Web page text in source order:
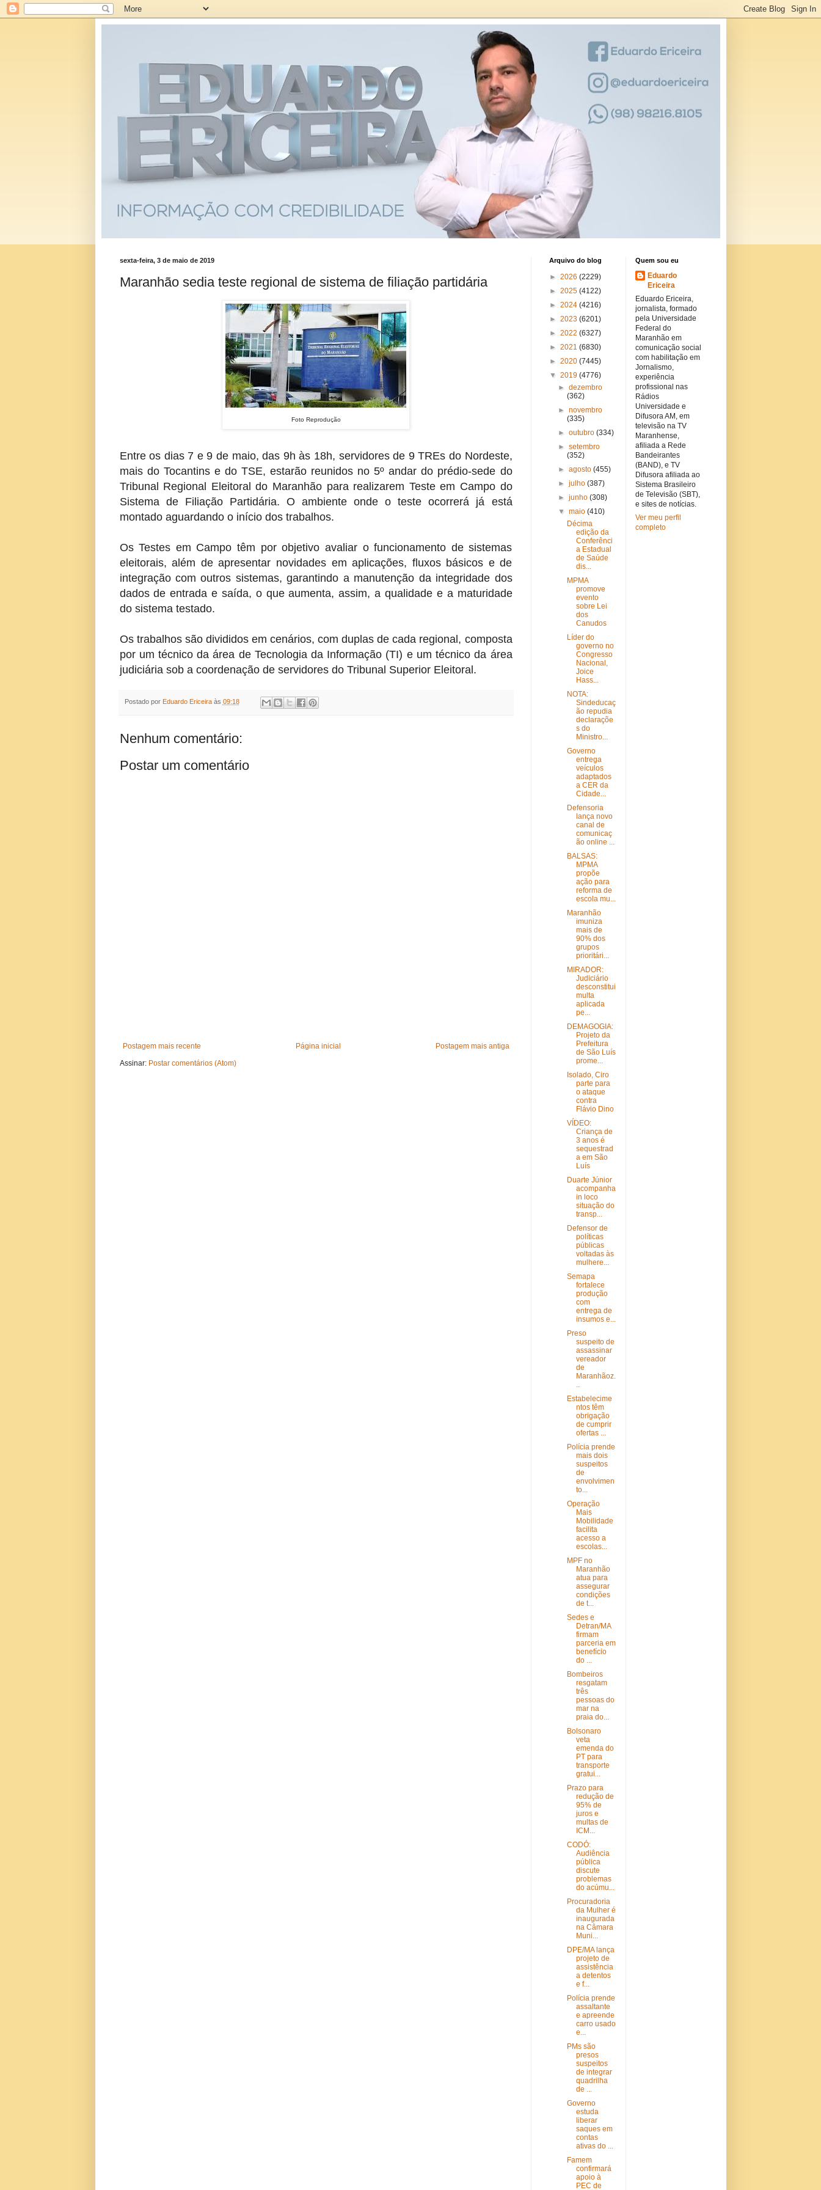
sexta-feira, 3 de maio de 2019
Maranhão sedia teste regional de sistema de filiação partidária
Foto Reprodução
Entre os dias 7 e 9 de maio, das 9h às 18h, servidores de 9 TREs do Nordeste,
mais do Tocantins e do TSE, estarão reunidos no 5º andar do prédio-sede do
Tribunal Regional Eleitoral do Maranhão para realizarem Teste em Campo do
Sistema de Filiação Partidária. O ambiente onde o teste ocorrerá já está
montado aguardando o início dos trabalhos.
Os Testes em Campo têm por objetivo avaliar o funcionamento de sistemas
eleitorais, além de apresentar novidades em aplicações, fluxos básicos e de
integração com outros sistemas, garantindo a manutenção da integridade dos
dados de entrada e saída, o que aumenta, assim, a qualidade e a maturidade
do sistema testado.
Os trabalhos são divididos em cenários, com duplas de cada regional, composta
por um técnico da área de Tecnologia da Informação (TI) e um técnico da área
judiciária sob a coordenação de servidores do Tribunal Superior Eleitoral.
Postado por Eduardo Ericeira às 09:18
Nenhum comentário:
Postar um comentário
Postagem mais recente Postagem mais antiga
Página inicial
Assinar: Postar comentários (Atom)
Arquivo do blog
► 2026 (2229)
► 2025 (4122)
► 2024 (4216)
► 2023 (6201)
► 2022 (6327)
► 2021 (6830)
► 2020 (7445)
▼ 2019 (4776)
► dezembro
(362)
► novembro
(335)
► outubro (334)
► setembro
(352)
► agosto (455)
► julho (387)
► junho (308)
▼ maio (410)
Décima
edição da
Conferênci
a Estadual
de Saúde
dis...
MPMA
promove
evento
sobre Lei
dos
Canudos
Líder do
governo no
Congresso
Nacional,
Joice
Hass...
NOTA:
Sindeducaç
ão repudia
declaraçõe
s do
Ministro...
Governo
entrega
veículos
adaptados
a CER da
Cidade...
Defensoria
lança novo
canal de
comunicaç
ão online ...
BALSAS:
MPMA
propõe
ação para
reforma de
escola mu...
Maranhão
imuniza
mais de
90% dos
grupos
prioritári...
MIRADOR:
Judiciário
desconstitui
multa
aplicada
pe...
DEMAGOGIA:
Projeto da
Prefeitura
de São Luís
prome...
Isolado, Ciro
parte para
o ataque
contra
Flávio Dino
VÍDEO:
Criança de
3 anos é
sequestrad
a em São
Luís
Duarte Júnior
acompanha
in loco
situação do
transp...
Defensor de
políticas
públicas
voltadas às
mulhere...
Semapa
fortalece
produção
com
entrega de
insumos e...
Preso
suspeito de
assassinar
vereador
de
Maranhãoz.
..
Estabelecime
ntos têm
obrigação
de cumprir
ofertas ...
Polícia prende
mais dois
suspeitos
de
envolvimen
to...
Operação
Mais
Mobilidade
facilita
acesso a
escolas...
MPF no
Maranhão
atua para
assegurar
condições
de t...
Sedes e
Detran/MA
firmam
parceria em
benefício
do ...
Bombeiros
resgatam
três
pessoas do
mar na
praia do...
Bolsonaro
veta
emenda do
PT para
transporte
gratui...
Prazo para
redução de
95% de
juros e
multas de
ICM...
CODÓ:
Audiência
pública
discute
problemas
do acúmu...
Procuradoria
da Mulher é
inaugurada
na Câmara
Muni...
DPE/MA lança
projeto de
assistência
a detentos
e f...
Polícia prende
assaltante
e apreende
carro usado
e...
PMs são
presos
suspeitos
de integrar
quadrilha
de ...
Governo
estuda
liberar
saques em
contas
ativas do ...
Famem
confirmará
apoio à
PEC de
Quem sou eu
Eduardo
Ericeira
Eduardo Ericeira,
jornalista, formado
pela Universidade
Federal do
Maranhão em
comunicação social
com habilitação em
Jornalismo,
experiência
profissional nas
Rádios
Universidade e
Difusora AM, em
televisão na TV
Maranhense,
afiliada a Rede
Bandeirantes
(BAND), e TV
Difusora afiliada ao
Sistema Brasileiro
de Televisão (SBT),
e sites de notícias.
Ver meu perfil
completo